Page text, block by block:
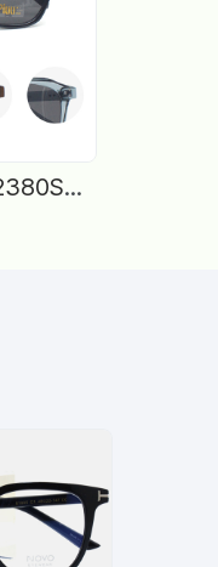
[피엘유] 특가 PW72380S (54) 뿔테 다각, 편광, 5Color